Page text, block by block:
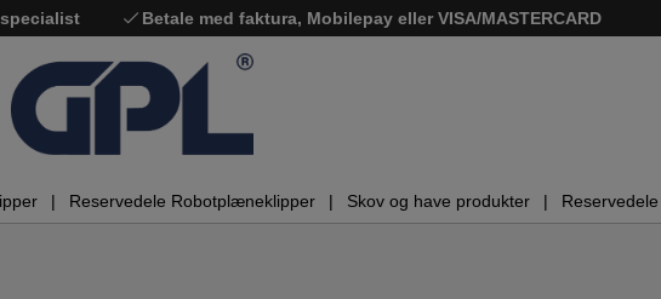
Betale med faktura, Mobilepay eller VISA/MASTERCARD
Reservedele Robotplæneklipper Skov og have produkter Reservedele